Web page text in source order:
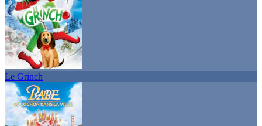
Le Grinch